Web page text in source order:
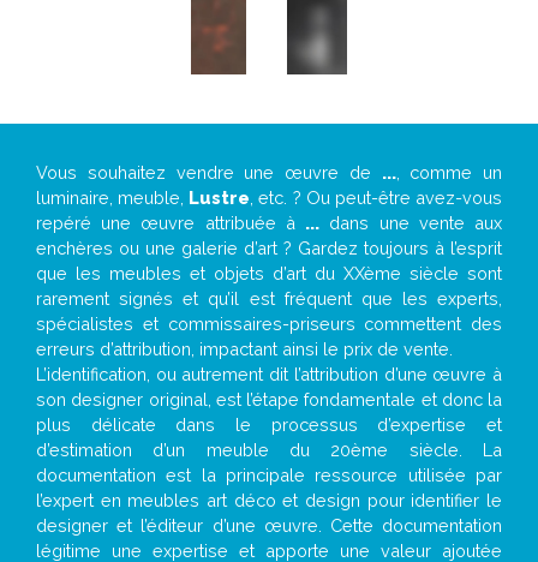
Vous souhaitez vendre une œuvre de ..., comme un
luminaire, meuble, Lustre , etc. ? Ou peut-être avez-vous
repéré une œuvre attribuée à ... dans une vente aux
enchères ou une galerie d’art ? Gardez toujours à l’esprit
que les meubles et objets d’art du XXème siècle sont
rarement signés et qu’il est fréquent que les experts,
spécialistes et commissaires-priseurs commettent des
erreurs d’attribution, impactant ainsi le prix de vente.
L’identification, ou autrement dit l’attribution d’une œuvre à
son designer original, est l’étape fondamentale et donc la
plus délicate dans le processus d’expertise et
d’estimation d’un meuble du 20ème siècle. La
documentation est la principale ressource utilisée par
l’expert en meubles art déco et design pour identifier le
designer et l’éditeur d’une œuvre. Cette documentation
légitime une expertise et apporte une valeur ajoutée